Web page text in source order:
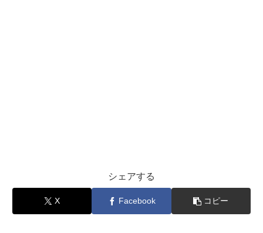
シェアする
X Facebook コピー